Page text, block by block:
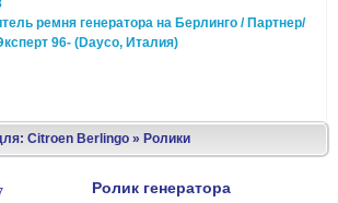
ремня генератора на Берлинго / Партнер/
96- (Dayco, Италия)
Citroen Berlingo » Ролики
Ролик генератора